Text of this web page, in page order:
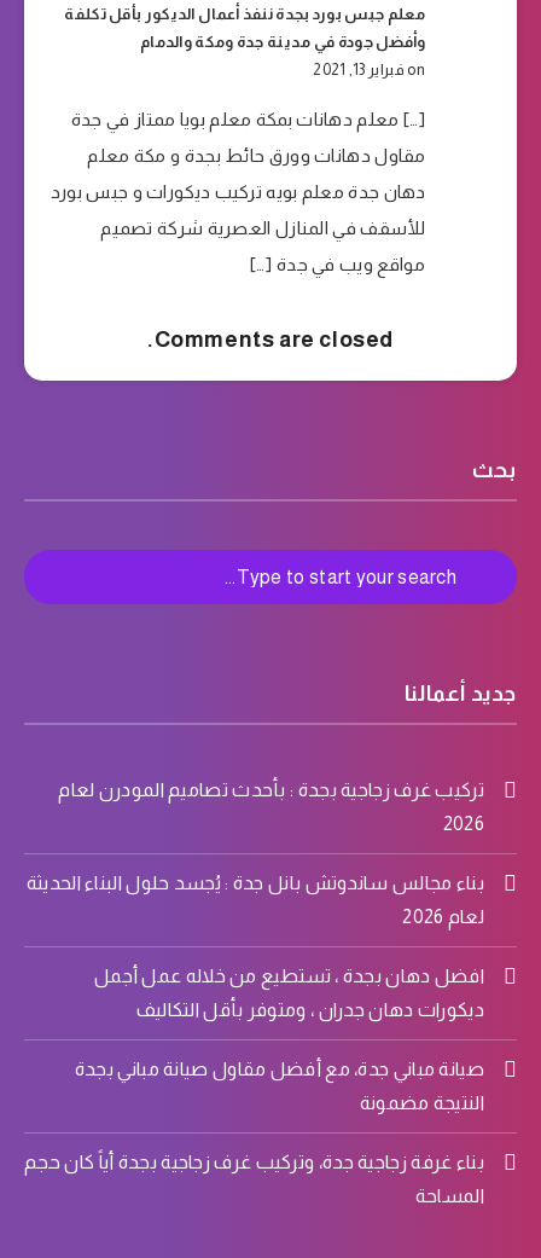
معلم جبس بورد بجدة ننفذ أعمال الديكور بأقل تكلفة
وأفضل جودة في مدينة جدة ومكة والدمام
on فبراير 13, 2021
[…] معلم دهانات بمكة معلم بويا ممتاز في جدة
مقاول دهانات وورق حائط بجدة و مكة معلم
دهان جدة معلم بويه تركيب ديكورات و جبس بورد
للأسقف في المنازل العصرية شركة تصميم
مواقع ويب في جدة […]
Comments are closed.
بحث
جديد أعمالنا
تركيب غرف زجاجية بجدة : بأحدث تصاميم المودرن لعام
2026
بناء مجالس ساندوتش بانل جدة : يُجسد حلول البناء الحديثة
لعام 2026
افضل دهان بجدة ، تستطيع من خلاله عمل أجمل
ديكورات دهان جدران ، ومتوفر بأقل التكاليف
صيانة مباني جدة، مع أفضل مقاول صيانة مباني بجدة
النتيجة مضمونة
بناء غرفة زجاجية جدة، وتركيب غرف زجاجية بجدة أياً كان حجم
المساحة